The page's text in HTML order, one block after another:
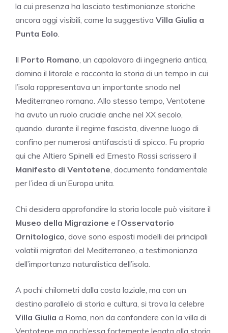
la cui presenza ha lasciato testimonianze storiche
ancora oggi visibili, come la suggestiva Villa Giulia a
Punta Eolo
Il Porto Romano , un capolavoro di ingegneria antica,
domina il litorale e racconta la storia di un tempo in cui
l’isola rappresentava un importante snodo nel
Mediterraneo romano. Allo stesso tempo, Ventotene
ha avuto un ruolo cruciale anche nel XX secolo,
quando, durante il regime fascista, divenne luogo di
confino per numerosi antifascisti di spicco. Fu proprio
qui che Altiero Spinelli ed Ernesto Rossi scrissero il
Manifesto di Ventotene , documento fondamentale
per l’idea di un’Europa unita.
Chi desidera approfondire la storia locale può visitare il
Museo della Migrazione e l’Osservatorio
Ornitologico , dove sono esposti modelli dei principali
volatili migratori del Mediterraneo, a testimonianza
dell’importanza naturalistica dell’isola.
A pochi chilometri dalla costa laziale, ma con un
destino parallelo di storia e cultura, si trova la celebre
Villa Giulia a Roma, non da confondere con la villa di
Ventotene ma anch’essa fortemente legata alla storia